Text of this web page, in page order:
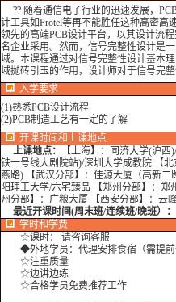
?? 随着通信电子行业的迅速发展，
计工具如Protel等再不能胜任这种高密高
领先的高端PCB设计平台，以其设计流
名企业采用。然而，信号完整性设计是
域。本课程通过对信号完整性设计基本
域抛砖引玉的作用，设计师对于信号完
入学要求
(1)熟悉PCB设计流程
(2)PCB制造工艺有一定的了解
开课时间和上课地点
上课地点：
【上海】：同济大学(沪
铁一号线大剧院站)/深圳大学成教院 【
燕路) 【武汉分部】：佳源大厦（高新
阳理工大学/六宅臻品 【郑州分部】：
州分部】：广粮大厦 【西安分部】：云
最近开课时间(周末班/连续班/晚班）：
学时和学费
☆课时： 请咨询客服
◆外地学员：代理安排食宿（需提前
☆注重质量
☆边讲边练
☆合格学员免费推荐工作